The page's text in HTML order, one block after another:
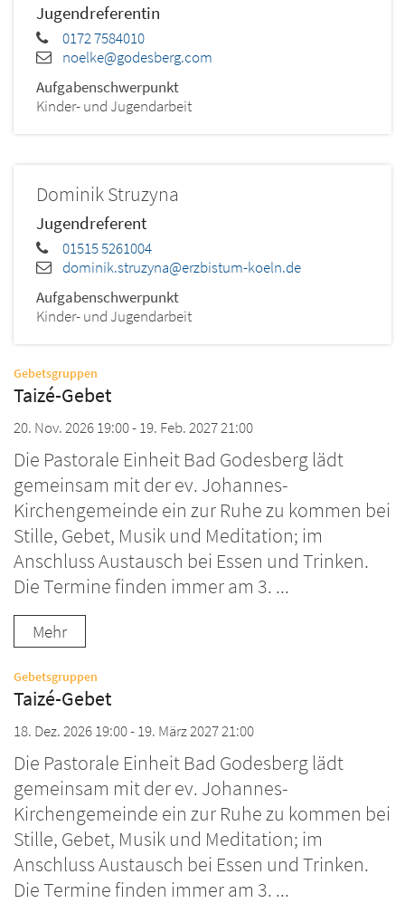
Jugendreferentin
0172 7584010
noelke@godesberg.com
Aufgabenschwerpunkt
Kinder- und Jugendarbeit
DominikStruzyna
Jugendreferent
01515 5261004
dominik.struzyna@erzbistum-koeln.de
Aufgabenschwerpunkt
Kinder- und Jugendarbeit
Gebetsgruppen
Taizé-Gebet
20. Nov. 2026 19:00 - 19. Feb. 2027 21:00
Die Pastorale Einheit Bad Godesberg lädt
gemeinsam mit der ev. Johannes-
Kirchengemeinde ein zur Ruhe zu kommen bei
Stille, Gebet, Musik und Meditation; im
Anschluss Austausch bei Essen und Trinken.
Die Termine finden immer am 3. ...
Mehr
Gebetsgruppen
Taizé-Gebet
18. Dez. 2026 19:00 - 19. März 2027 21:00
Die Pastorale Einheit Bad Godesberg lädt
gemeinsam mit der ev. Johannes-
Kirchengemeinde ein zur Ruhe zu kommen bei
Stille, Gebet, Musik und Meditation; im
Anschluss Austausch bei Essen und Trinken.
Die Termine finden immer am 3. ...